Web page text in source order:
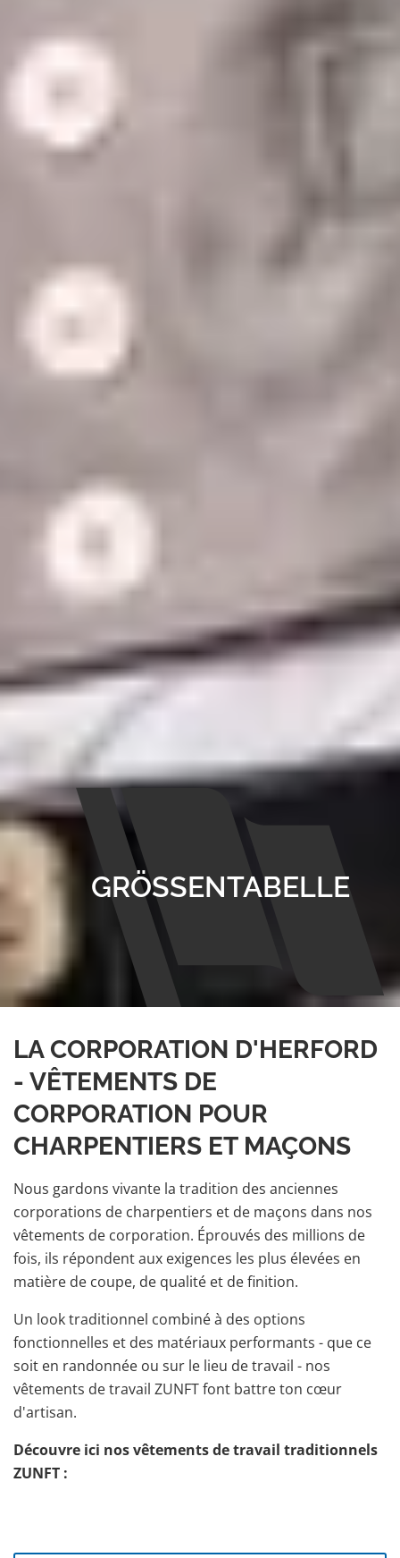
GRÖSSENTABELLE
LA CORPORATION D'HERFORD
- VÊTEMENTS DE
CORPORATION POUR
CHARPENTIERS ET MAÇONS
Nous gardons vivante la tradition des anciennes
corporations de charpentiers et de maçons dans nos
vêtements de corporation. Éprouvés des millions de
fois, ils répondent aux exigences les plus élevées en
matière de coupe, de qualité et de finition.
Un look traditionnel combiné à des options
fonctionnelles et des matériaux performants - que ce
soit en randonnée ou sur le lieu de travail - nos
vêtements de travail ZUNFT font battre ton cœur
d'artisan.
Découvre ici nos vêtements de travail traditionnels
ZUNFT :